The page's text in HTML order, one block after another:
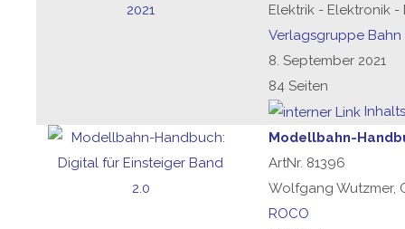
Elektrik - Elektronik
Verlagsgruppe Bahn
8. September 2021
84 Seiten
Modellbahn-
ArtNr. 81396
Wolfgang Wutzmer,
ROCO